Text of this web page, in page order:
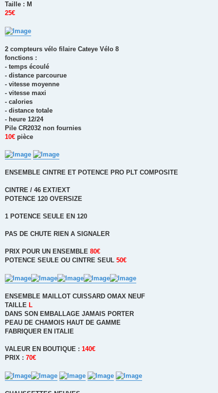
Taille : M
25€
2 compteurs vélo filaire Cateye Vélo 8
fonctions :
- temps écoulé
- distance parcourue
- vitesse moyenne
- vitesse maxi
- calories
- distance totale
- heure 12/24
Pile CR2032 non fournies
10€ pièce
ENSEMBLE CINTRE ET POTENCE PRO PLT COMPOSITE
CINTRE / 46 EXT/EXT
POTENCE 120 OVERSIZE
1 POTENCE SEULE EN 120
PAS DE CHUTE RIEN A SIGNALER
PRIX POUR UN ENSEMBLE 80€
POTENCE SEULE OU CINTRE SEUL 50€
ENSEMBLE MAILLOT CUISSARD OMAX NEUF
TAILLE L
DANS SON EMBALLAGE JAMAIS PORTER
PEAU DE CHAMOIS HAUT DE GAMME
FABRIQUER EN ITALIE
VALEUR EN BOUTIQUE : 140€
PRIX : 70€